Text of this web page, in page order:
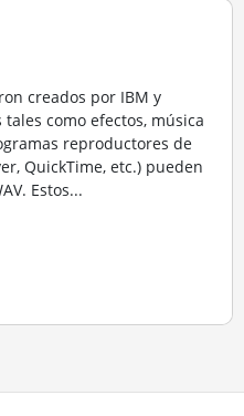
creados por IBM y
como efectos, música
reproductores de
QuickTime, etc.) pueden
Estos...